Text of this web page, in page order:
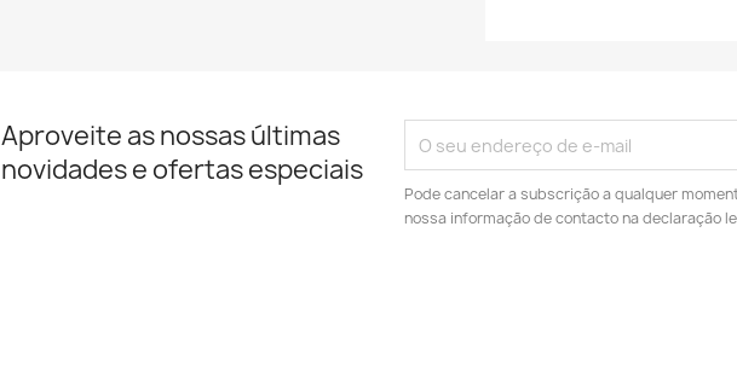
Aproveite as nossas últimas
novidades e ofertas especiais
Pode cancelar a subscrição a qualquer
nossa informação de contacto na declaração